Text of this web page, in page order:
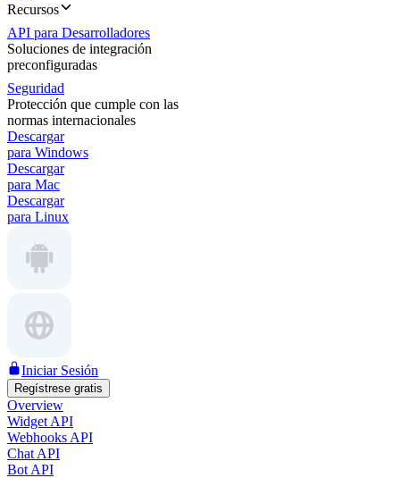
Recursos
API para Desarrolladores
Soluciones de integración
preconfiguradas
Seguridad
Protección que cumple con las
normas internacionales
Descargar
para Windows
Descargar
para Mac
Descargar
para Linux
Iniciar Sesión
Regístrese gratis
Overview
Widget API
Webhooks API
Chat API
Bot API